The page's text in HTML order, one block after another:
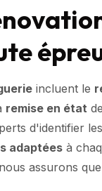
incluent le
remise en état
d'identifier
adaptéesà
assurons